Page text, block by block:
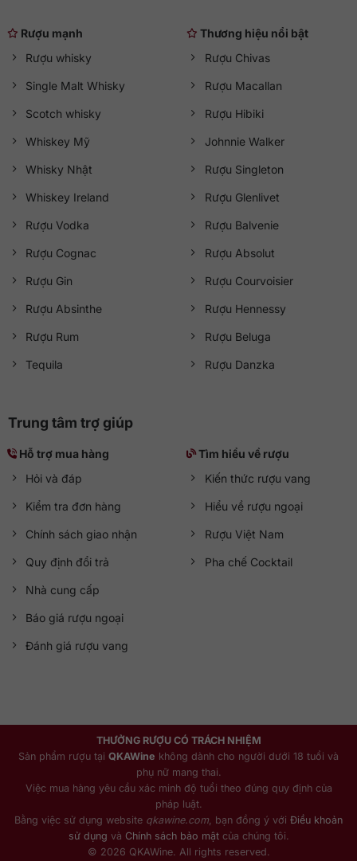
Rượu mạnh
Rượu whisky
Single Malt Whisky
Scotch whisky
Whiskey Mỹ
Whisky Nhật
Whiskey Ireland
Rượu Vodka
Rượu Cognac
Rượu Gin
Rượu Absinthe
Rượu Rum
Tequila
Thương hiệu nổi bật
Rượu Chivas
Rượu Macallan
Rượu Hibiki
Johnnie Walker
Rượu Singleton
Rượu Glenlivet
Rượu Balvenie
Rượu Absolut
Rượu Courvoisier
Rượu Hennessy
Rượu Beluga
Rượu Danzka
Trung tâm trợ giúp
Hỗ trợ mua hàng
Hỏi và đáp
Kiểm tra đơn hàng
Chính sách giao nhận
Quy định đổi trả
Nhà cung cấp
Báo giá rượu ngoại
Đánh giá rượu vang
Tìm hiểu về rượu
Kiến thức rượu vang
Hiểu về rượu ngoại
Rượu Việt Nam
Pha chế Cocktail
THƯỞNG RƯỢU CÓ TRÁCH NHIỆM
Sản phẩm rượu tại QKAWine không dành cho người dưới 18 tuổi và
phụ nữ mang thai.
Việc mua hàng yêu cầu xác minh độ tuổi theo đúng quy định của
pháp luật.
Bằng việc sử dụng website qkawine.com , bạn đồng ý với Điều khoản
sử dụng và Chính sách bảo mậtcủa chúng tôi.
© 2026 QKAWine. All rights reserved.